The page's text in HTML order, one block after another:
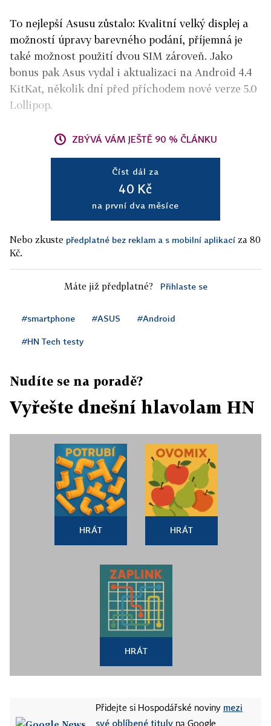
To nejlepší Asusu zůstalo: Kvalitní velký displej a
možností úpravy barevného podání, příjemná je
také možnost použití dvou SIM zároveň. Jako
bonus pak Asus vydal i aktualizaci na Android 4.4
KitKat, několik dní před příchodem nové verze 5.0
Lollipop.
ZBÝVÁ VÁM JEŠTĚ 90 % ČLÁNKU
Číst dál za
40 Kč
na první dva měsíce
Nebo zkuste předplatné bez reklam a s mobilní aplikací za 80
Kč.
Máte již předplatné? Přihlaste se
#smartphone #ASUS #Android
#HN Tech testy
Nudíte se na poradě?
Vyřešte dnešní hlavolam HN
HRÁT HRÁT
HRÁT
Přidejte si Hospodářské noviny mezi
své oblíbené tituly na Google